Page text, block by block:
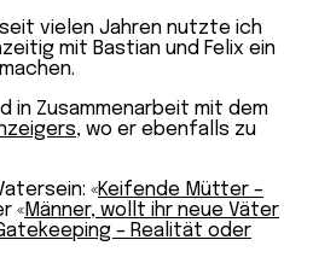
seit vielen Jahren nutzte ich
mit Bastian und Felix ein
in Zusammenarbeit mit dem
, wo er ebenfalls zu
«Keifende Mütter –
«Männer, wollt ihr neue Väter
– Realität oder